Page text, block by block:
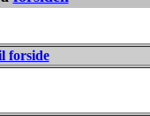
forside